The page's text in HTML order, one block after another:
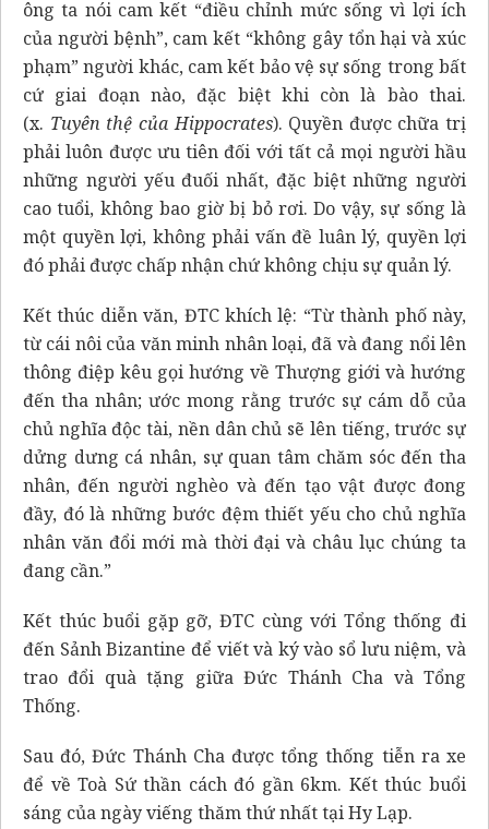
ông ta nói cam kết “điều chỉnh mức sống vì lợi ích
của người bệnh”, cam kết “không gây tổn hại và xúc
phạm” người khác, cam kết bảo vệ sự sống trong bất
cứ giai đoạn nào, đặc biệt khi còn là bào thai.
(x. Tuyên thệ của Hippocrates). Quyền được chữa trị
phải luôn được ưu tiên đối với tất cả mọi người hầu
những người yếu đuối nhất, đặc biệt những người
cao tuổi, không bao giờ bị bỏ rơi. Do vậy, sự sống là
một quyền lợi, không phải vấn đề luân lý, quyền lợi
đó phải được chấp nhận chứ không chịu sự quản lý.
Kết thúc diễn văn, ĐTC khích lệ: “Từ thành phố này,
từ cái nôi của văn minh nhân loại, đã và đang nổi lên
thông điệp kêu gọi hướng về Thượng giới và hướng
đến tha nhân; ước mong rằng trước sự cám dỗ của
chủ nghĩa độc tài, nền dân chủ sẽ lên tiếng, trước sự
dửng dưng cá nhân, sự quan tâm chăm sóc đến tha
nhân, đến người nghèo và đến tạo vật được đong
đầy, đó là những bước đệm thiết yếu cho chủ nghĩa
nhân văn đổi mới mà thời đại và châu lục chúng ta
đang cần.”
Kết thúc buổi gặp gỡ, ĐTC cùng với Tổng thống đi
đến Sảnh Bizantine để viết và ký vào sổ lưu niệm, và
trao đổi quà tặng giữa Đức Thánh Cha và Tổng
Thống.
Sau đó, Đức Thánh Cha được tổng thống tiễn ra xe
để về Toà Sứ thần cách đó gần 6km. Kết thúc buổi
sáng của ngày viếng thăm thứ nhất tại Hy Lạp.